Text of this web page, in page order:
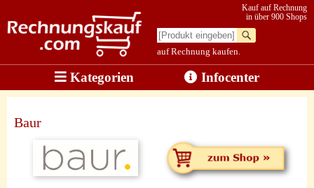
auf Rechnung kaufen.
Kauf auf Rechnung
in über 900 Shops
Kategorien Infocenter
Baur